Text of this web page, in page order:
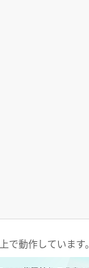
で動作しています。